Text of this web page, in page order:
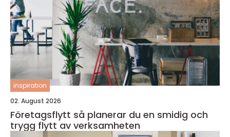
inspiration
02. August 2026
Företagsflytt så planerar du en smidig och
trygg flytt av verksamheten